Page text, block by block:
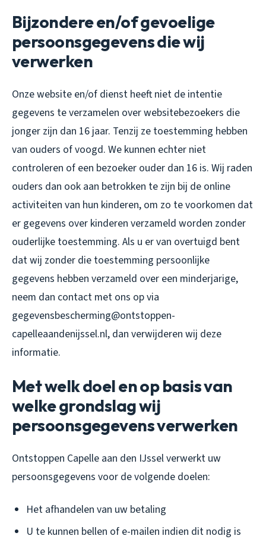
Bijzondere en/of gevoelige
persoonsgegevens die wij
verwerken
Onze website en/of dienst heeft niet de intentie
gegevens te verzamelen over websitebezoekers die
jonger zijn dan 16 jaar. Tenzij ze toestemming hebben
van ouders of voogd. We kunnen echter niet
controleren of een bezoeker ouder dan 16 is. Wij raden
ouders dan ook aan betrokken te zijn bij de online
activiteiten van hun kinderen, om zo te voorkomen dat
er gegevens over kinderen verzameld worden zonder
ouderlijke toestemming. Als u er van overtuigd bent
dat wij zonder die toestemming persoonlijke
gegevens hebben verzameld over een minderjarige,
neem dan contact met ons op via
gegevensbescherming@ontstoppen-
capelleaandenijssel.nl, dan verwijderen wij deze
informatie.
Met welk doel en op basis van
welke grondslag wij
persoonsgegevens verwerken
Ontstoppen Capelle aan den IJssel verwerkt uw
persoonsgegevens voor de volgende doelen:
Het afhandelen van uw betaling
U te kunnen bellen of e-mailen indien dit nodig is